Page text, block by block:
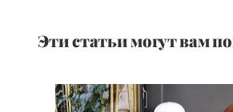
Эти статьи могут вам